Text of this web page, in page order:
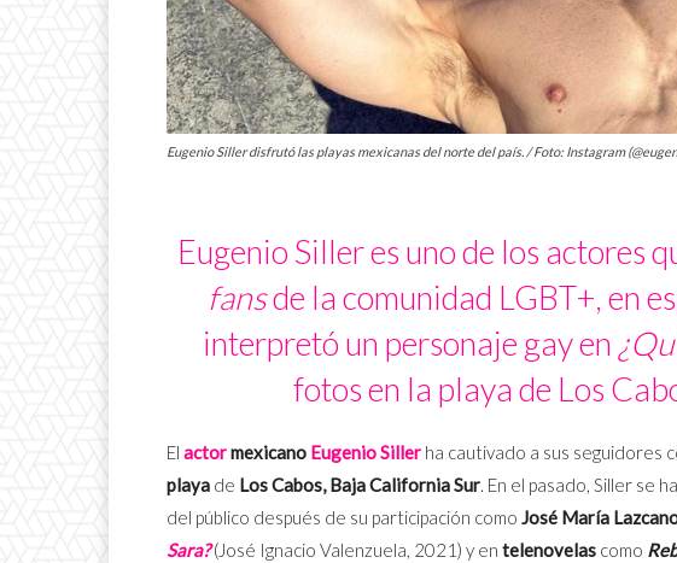
Eugenio Siller disfrutó las playas mexicanas del norte del país. / Foto: Instagram
Eugenio Siller es uno de los actores
fansde la comunidad LGBT+, en
interpretó un personaje gay en
fotos en la playa de Los
El actormexicano Eugenio Siller ha cautivado a sus seguidores
playa de Los Cabos, Baja California Sur. En el pasado, Siller se
del público después de su participación como José María
Sara?(José Ignacio Valenzuela, 2021) y en telenovelas como